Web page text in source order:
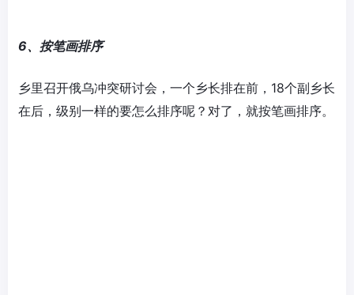
6、按笔画排序
乡里召开俄乌冲突研讨会，一个乡长排在前，18个副乡长
在后，级别一样的要怎么排序呢？对了，就按笔画排序。